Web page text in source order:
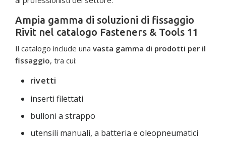
Ampia gamma di soluzioni di fissaggio
Rivit nel catalogo Fasteners & Tools 11
Il catalogo include una vasta gamma di prodotti per il
fissaggio, tra cui:
rivetti
inserti filettati
bulloni a strappo
utensili manuali, a batteria e oleopneumatici